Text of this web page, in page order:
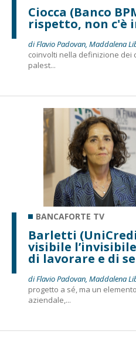
Ciocca (Banco
rispetto, non c'è
di Flavio Padovan, Maddalena
coinvolti nella definizione dei
palest...
BANCAFORTE TV
Barletti
visibile
di lavorare e di
di Flavio Padovan, Maddalena
progetto a sé, ma un
aziendale,...